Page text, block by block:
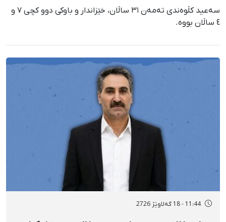
سەعید کڵوەندی تەمەن ٣١ ساڵان، خێزاندار و باوکی دوو کچی ٧ و
٤ ساڵان بووە.
11:44 - 18 گەلاوێژ 2726